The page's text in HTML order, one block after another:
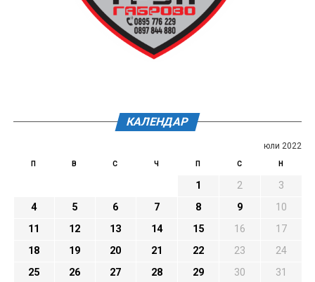
КАЛЕНДАР
юли 2022
П В С Ч П С Н
1 2
3
4
5 6 7 8 9
10
11
12 13 14 15 16
17
18
19 20 21 22 23
24
25
26 27 28 29 30 31